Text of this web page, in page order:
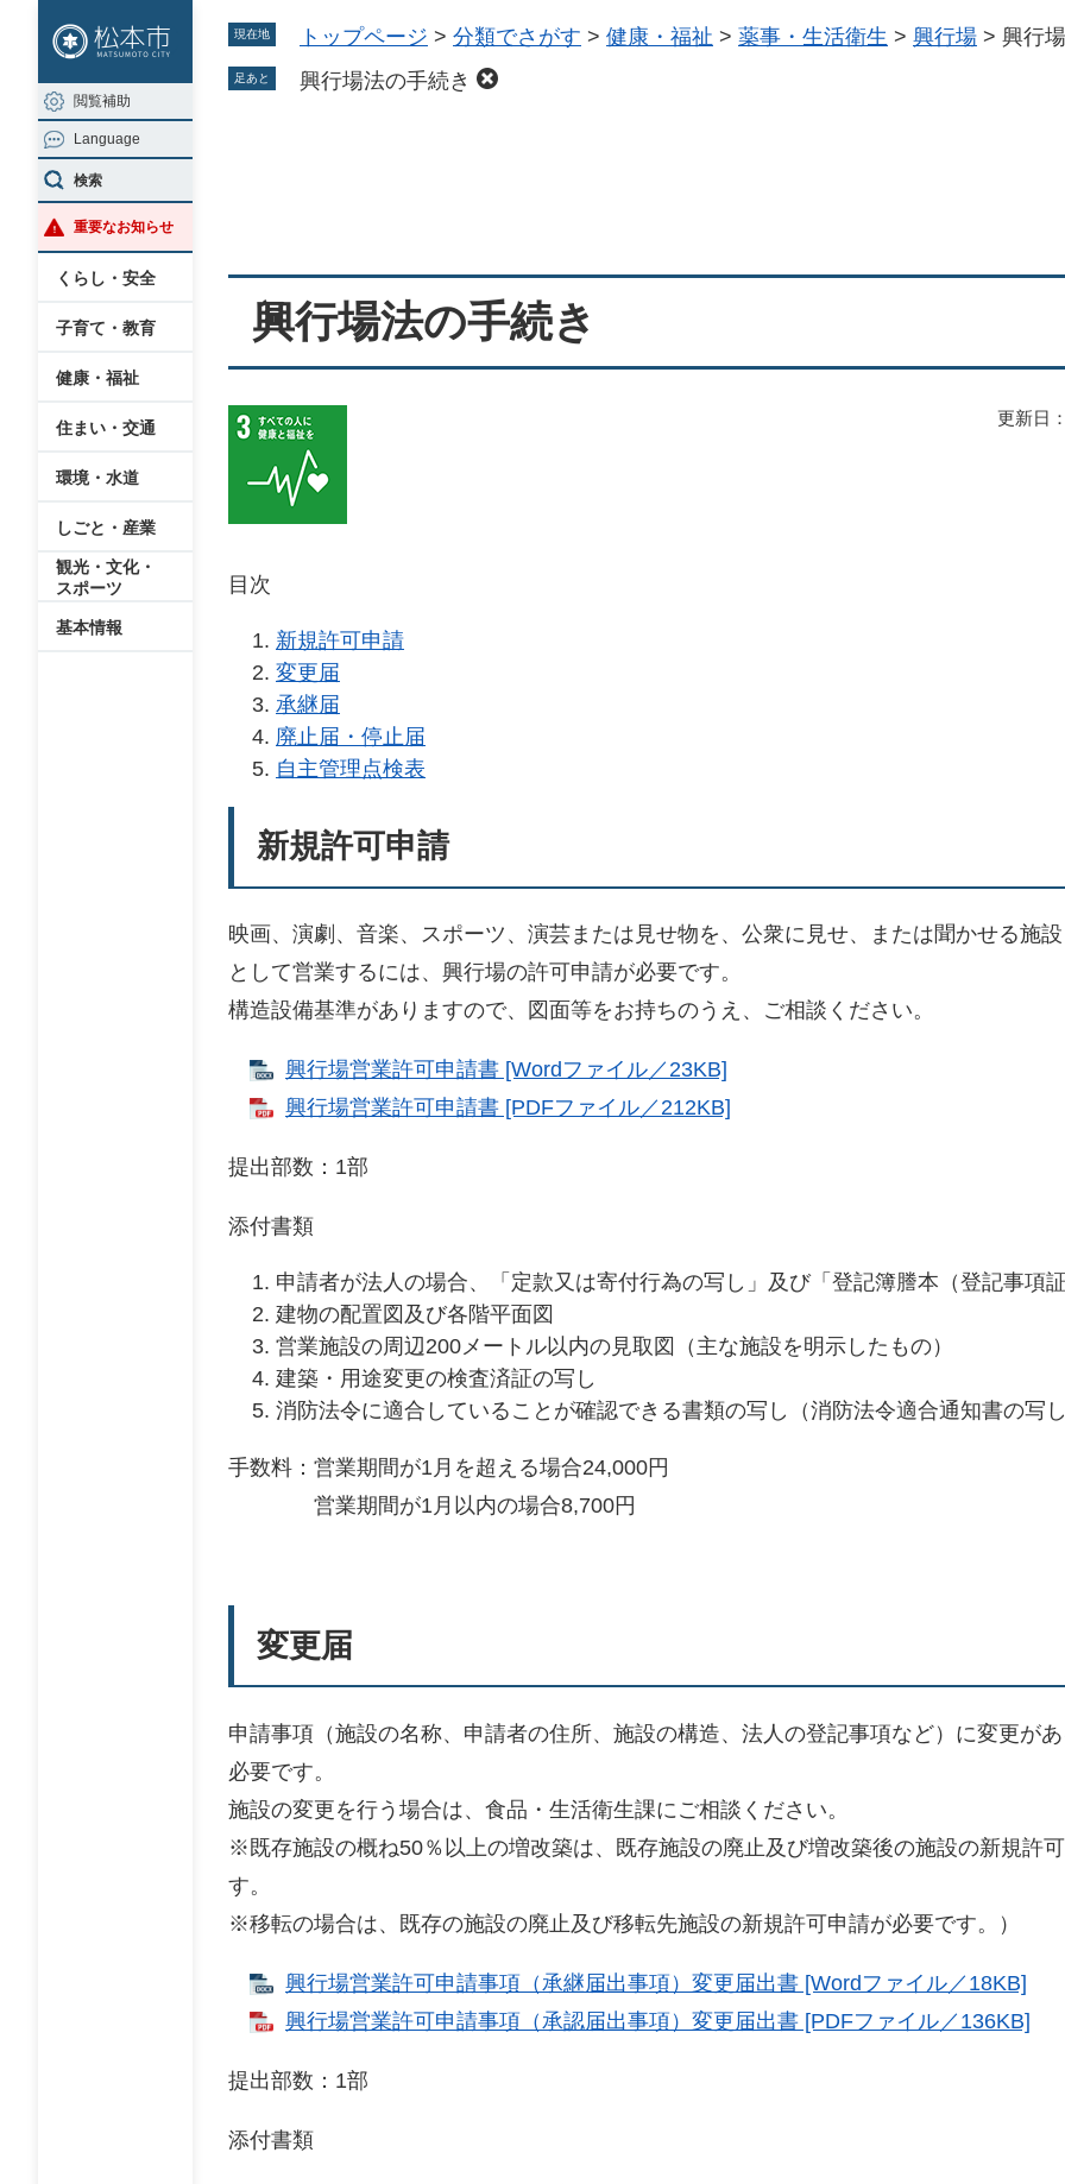
ジ
の
先
頭
で
す
ュ
ー
を
飛
ば
し
閲覧補助
Language
検索
重要なお知らせ
くらし・安全
子育て・教育
健康・福祉
住まい・交通
環境・水道
しごと・産業
観光・文化・
スポーツ
基本情報
現在地 トップページ > 分類でさがす > 健康・福祉 > 薬事・生活衛生 > 興行場 > 興行
足あと 興行場法の手続き
興行場法の手続き
更新日
目次
新規許可申請
変更届
承継届
廃止届・停止届
自主管理点検表
新規許可申請
映画、演劇、音楽、スポーツ、演芸または見せ物を、公衆に見せ、または聞かせる施
として営業するには、興行場の許可申請が必要です。
構造設備基準がありますので、図面等をお持ちのうえ、ご相談ください。
興行場営業許可申請書 [Wordファイル／23KB]
興行場営業許可申請書 [PDFファイル／212KB]
提出部数：1部
添付書類
申請者が法人の場合、「定款又は寄付行為の写し」及び「登記簿謄本（登記事項証
建物の配置図及び各階平面図
営業施設の周辺200メートル以内の見取図（主な施設を明示したもの）
建築・用途変更の検査済証の写し
消防法令に適合していることが確認できる書類の写し（消防法令適合通知書の写し
手数料：営業期間が1月を超える場合24,000円
営業期間が1月以内の場合8,700円
変更届
申請事項（施設の名称、申請者の住所、施設の構造、法人の登記事項など）に変更が
必要です。
施設の変更を行う場合は、食品・生活衛生課にご相談ください。
※既存施設の概ね50％以上の増改築は、既存施設の廃止及び増改築後の施設の新規許
す。
※移転の場合は、既存の施設の廃止及び移転先施設の新規許可申請が必要です。）
興行場営業許可申請事項（承継届出事項）変更届出書 [Wordファイル／18KB]
興行場営業許可申請事項（承認届出事項）変更届出書 [PDFファイル／136KB]
提出部数：1部
添付書類